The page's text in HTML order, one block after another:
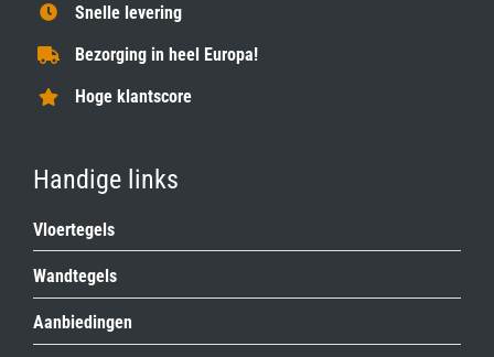
Snelle levering
Bezorging in heel Europa!
Hoge klantscore
Handige links
Vloertegels
Wandtegels
Aanbiedingen